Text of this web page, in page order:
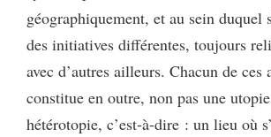
géographiquement, et au sein duquel
des initiatives différentes, toujours
avec d’autres ailleurs. Chacun de ces
constitue en outre, non pas une
hétérotopie, c’est-à-dire : un lieu où